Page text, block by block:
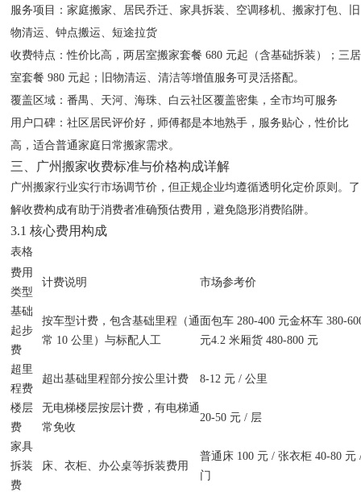
服务项目 ：家庭搬家、居民乔迁、家具拆装、空调移机、搬家打包、旧
物清运、钟点搬运、短途拉货
收费特点 ：性价比高，两居室搬家套餐 680 元起（含基础拆装）；三居
室套餐 980 元起；旧物清运、清洁等增值服务可灵活搭配。
覆盖区域 ：番禺、天河、海珠、白云社区覆盖密集，全市均可服务
用户口碑 ：社区居民评价好，师傅都是本地熟手，服务贴心，性价比
高，适合普通家庭日常搬家需求。
三、广州搬家收费标准与价格构成详解
广州搬家行业实行市场调节价，但正规企业均遵循透明化定价原则。了
解收费构成有助于消费者准确预估费用，避免隐形消费陷阱。
3.1 核心费用构成
表格
费用
类型
计费说明 市场参考价
基础
起步
费
按车型计费，包含基础里程（通
常 10 公里）与标配人工
面包车 280-400 元金杯车 380-
元4.2 米厢货 480-800 元
超里
程费
超出基础里程部分按公里计费 8-12 元 / 公里
楼层
费
无电梯楼层按层计费，有电梯通
常免收
20-50 元 / 层
家具
拆装
费
床、衣柜、办公桌等拆装费用
普通床 100 元 / 张衣柜 40-80 元
门